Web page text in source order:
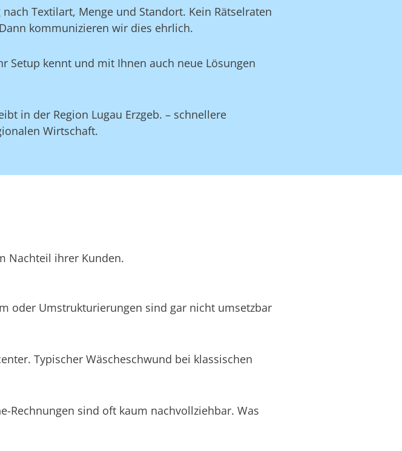
Textilart, Menge und Standort. Kein Rätselraten
kommunizieren wir dies ehrlich.
Setup kennt und mit Ihnen auch neue Lösungen
in der Region Lugau Erzgeb. – schnellere
Wirtschaft.
Nachteil ihrer Kunden.
oder Umstrukturierungen sind gar nicht umsetzbar
Typischer Wäscheschwund bei klassischen
Rechnungen sind oft kaum nachvollziehbar. Was